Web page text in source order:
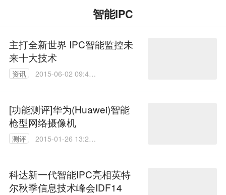
智能IPC
主打全新世界 IPC智能监控未
来十大技术
资讯
2015-06-02 09:46:
[功能测评]华为(Huawei)智能
枪型网络摄像机
测评
2015-01-26 13:26:
科达新一代智能IPC亮相英特
尔秋季信息技术峰会IDF14